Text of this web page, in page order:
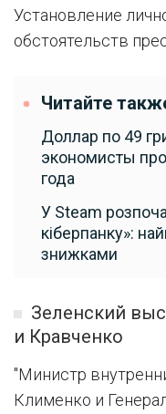
Установление
обстоятельств
Читайте
Доллар по 49
экономисты
года
У Steam
кіберпанку»:
знижками
Зеленский
и Кравченко
"Министр
Клименко и